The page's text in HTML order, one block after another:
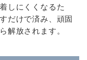
しにくくなるた
だけで済み、頑固
解放されます。